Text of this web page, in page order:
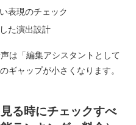
表現のチェック
た演出設計
は「編集アシスタントとして
ギャップが小さくなります。
る時にチェックすべ